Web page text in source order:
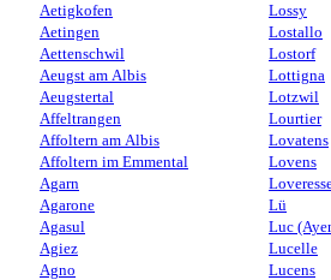
Aetigkofen
Aetingen
Aettenschwil
Aeugst am Albis
Aeugstertal
Affeltrangen
Affoltern am Albis
Affoltern im Emmental
Agarn
Agarone
Agasul
Agiez
Agno
Lossy
Lostallo
Lostorf
Lottigna
Lotzwil
Lourtier
Lovatens
Lovens
Lü
Luc
Lucelle
Lucens